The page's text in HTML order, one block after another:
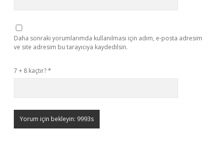
Daha sonraki yorumlarımda kullanılması için adım, e-posta adresim
ve site adresim bu tarayıcıya kaydedilsin.
7 + 8 kaçtır?*